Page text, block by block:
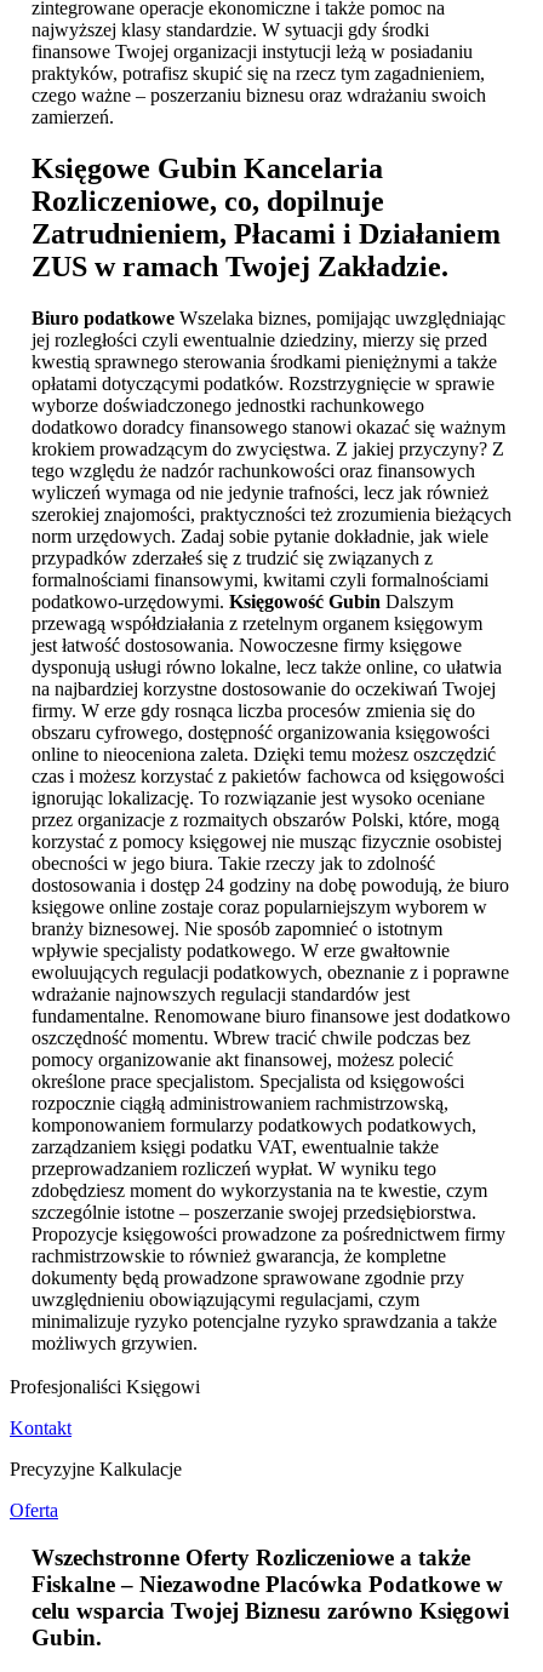
zintegrowane operacje ekonomiczne i także pomoc na
najwyższej klasy standardzie. W sytuacji gdy środki
finansowe Twojej organizacji instytucji leżą w posiadaniu
praktyków, potrafisz skupić się na rzecz tym zagadnieniem,
czego ważne – poszerzaniu biznesu oraz wdrażaniu swoich
zamierzeń.
Księgowe Gubin Kancelaria
Rozliczeniowe, co, dopilnuje
Zatrudnieniem, Płacami i Działaniem
ZUS w ramach Twojej Zakładzie.
Biuro podatkowe Wszelaka biznes, pomijając uwzględniając
jej rozległości czyli ewentualnie dziedziny, mierzy się przed
kwestią sprawnego sterowania środkami pieniężnymi a także
opłatami dotyczącymi podatków. Rozstrzygnięcie w sprawie
wyborze doświadczonego jednostki rachunkowego
dodatkowo doradcy finansowego stanowi okazać się ważnym
krokiem prowadzącym do zwycięstwa. Z jakiej przyczyny? Z
tego względu że nadzór rachunkowości oraz finansowych
wyliczeń wymaga od nie jedynie trafności, lecz jak również
szerokiej znajomości, praktyczności też zrozumienia bieżących
norm urzędowych. Zadaj sobie pytanie dokładnie, jak wiele
przypadków zderzałeś się z trudzić się związanych z
formalnościami finansowymi, kwitami czyli formalnościami
podatkowo-urzędowymi. Księgowość Gubin Dalszym
przewagą współdziałania z rzetelnym organem księgowym
jest łatwość dostosowania. Nowoczesne firmy księgowe
dysponują usługi równo lokalne, lecz także online, co ułatwia
na najbardziej korzystne dostosowanie do oczekiwań Twojej
firmy. W erze gdy rosnąca liczba procesów zmienia się do
obszaru cyfrowego, dostępność organizowania księgowości
online to nieoceniona zaleta. Dzięki temu możesz oszczędzić
czas i możesz korzystać z pakietów fachowca od księgowości
ignorując lokalizację. To rozwiązanie jest wysoko oceniane
przez organizacje z rozmaitych obszarów Polski, które, mogą
korzystać z pomocy księgowej nie musząc fizycznie osobistej
obecności w jego biura. Takie rzeczy jak to zdolność
dostosowania i dostęp 24 godziny na dobę powodują, że biuro
księgowe online zostaje coraz popularniejszym wyborem w
branży biznesowej. Nie sposób zapomnieć o istotnym
wpływie specjalisty podatkowego. W erze gwałtownie
ewoluujących regulacji podatkowych, obeznanie z i poprawne
wdrażanie najnowszych regulacji standardów jest
fundamentalne. Renomowane biuro finansowe jest dodatkowo
oszczędność momentu. Wbrew tracić chwile podczas bez
pomocy organizowanie akt finansowej, możesz polecić
określone prace specjalistom. Specjalista od księgowości
rozpocznie ciągłą administrowaniem rachmistrzowską,
komponowaniem formularzy podatkowych podatkowych,
zarządzaniem księgi podatku VAT, ewentualnie także
przeprowadzaniem rozliczeń wypłat. W wyniku tego
zdobędziesz moment do wykorzystania na te kwestie, czym
szczególnie istotne – poszerzanie swojej przedsiębiorstwa.
Propozycje księgowości prowadzone za pośrednictwem firmy
rachmistrzowskie to również gwarancja, że kompletne
dokumenty będą prowadzone sprawowane zgodnie przy
uwzględnieniu obowiązującymi regulacjami, czym
minimalizuje ryzyko potencjalne ryzyko sprawdzania a także
możliwych grzywien.
Profesjonaliści Księgowi
Kontakt
Precyzyjne Kalkulacje
Oferta
Wszechstronne Oferty Rozliczeniowe a także
Fiskalne – Niezawodne Placówka Podatkowe w
celu wsparcia Twojej Biznesu zarówno Księgowi
Gubin.